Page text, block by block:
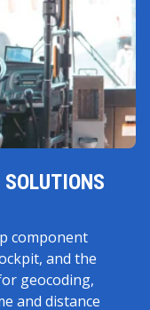
component
and the
geocoding,
and distance